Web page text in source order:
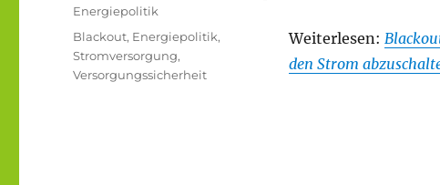
Weiterlesen:
den Strom
Kategorien
Energiepolitik
Schlagwörter
Blackout, Energiepolitik,
Stromversorgung,
Versorgungssicherheit